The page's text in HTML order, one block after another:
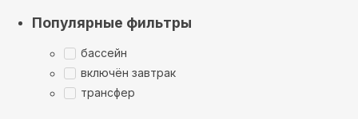
Популярные фильтры
бассейн
включён завтрак
трансфер